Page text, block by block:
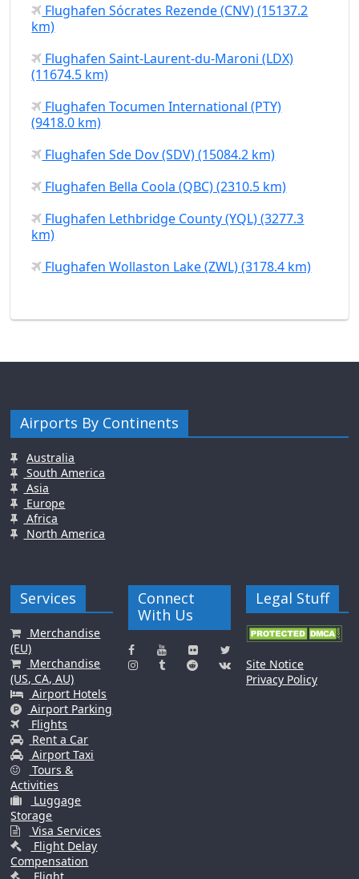
Flughafen Sócrates Rezende (CNV) (15137.2
km)
Flughafen Saint-Laurent-du-Maroni (LDX)
(11674.5 km)
Flughafen Tocumen International (PTY)
(9418.0 km)
Flughafen Sde Dov (SDV) (15084.2 km)
Flughafen Bella Coola (QBC) (2310.5 km)
Flughafen Lethbridge County (YQL) (3277.3
km)
Flughafen Wollaston Lake (ZWL) (3178.4 km)
Airports By Continents
Australia
South America
Asia
Europe
Africa
North America
Services
Merchandise
(EU)
Merchandise
(US, CA, AU)
Airport Hotels
Airport Parking
Flights
Rent a Car
Airport Taxi
Tours &
Activities
Luggage
Storage
Visa Services
Flight Delay
Compensation
Connect
With Us
Legal Stuff
Site Notice
Privacy Policy